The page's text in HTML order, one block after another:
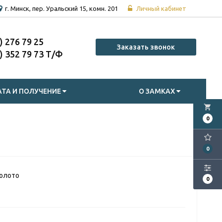
Личный кабинет
г. Минск, пер. Уральский 15, комн. 201
276 79 25
352 79 73
Заказать звонок
И ПОЛУЧЕНИЕ О ЗАМКАХ
local_grocery_store
0
0
0